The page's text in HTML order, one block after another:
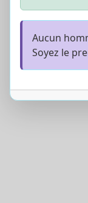
Aucun
Soyez le